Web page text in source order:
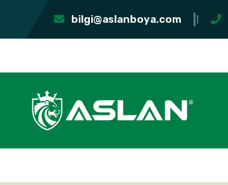
bilgi@aslanboya.com